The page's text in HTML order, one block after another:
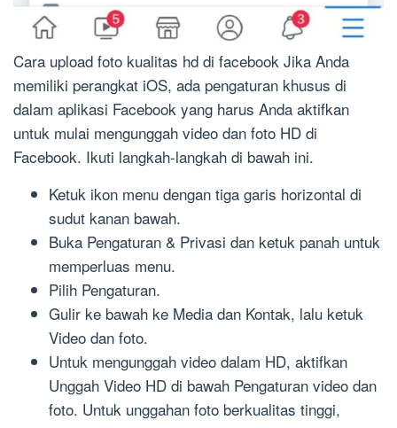
Cara upload foto kualitas hd di facebook Jika Anda
memiliki perangkat iOS, ada pengaturan khusus di
dalam aplikasi Facebook yang harus Anda aktifkan
untuk mulai mengunggah video dan foto HD di
Facebook. Ikuti langkah-langkah di bawah ini.
Ketuk ikon menu dengan tiga garis horizontal di
sudut kanan bawah.
Buka Pengaturan & Privasi dan ketuk panah untuk
memperluas menu.
Pilih Pengaturan.
Gulir ke bawah ke Media dan Kontak, lalu ketuk
Video dan foto.
Untuk mengunggah video dalam HD, aktifkan
Unggah Video HD di bawah Pengaturan video dan
foto. Untuk unggahan foto berkualitas tinggi,